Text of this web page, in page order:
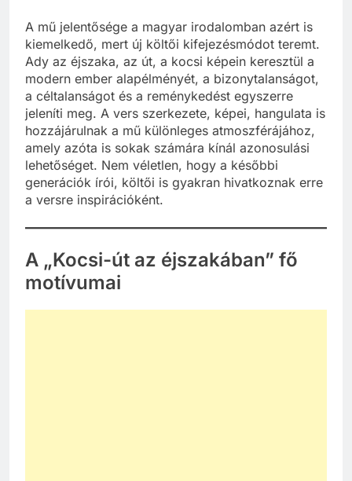
A mű jelentősége a magyar irodalomban azért is
kiemelkedő, mert új költői kifejezésmódot teremt.
Ady az éjszaka, az út, a kocsi képein keresztül a
modern ember alapélményét, a bizonytalanságot,
a céltalanságot és a reménykedést egyszerre
jeleníti meg. A vers szerkezete, képei, hangulata is
hozzájárulnak a mű különleges atmoszférájához,
amely azóta is sokak számára kínál azonosulási
lehetőséget. Nem véletlen, hogy a későbbi
generációk írói, költői is gyakran hivatkoznak erre
a versre inspirációként.
A „Kocsi-út az éjszakában” fő
motívumai